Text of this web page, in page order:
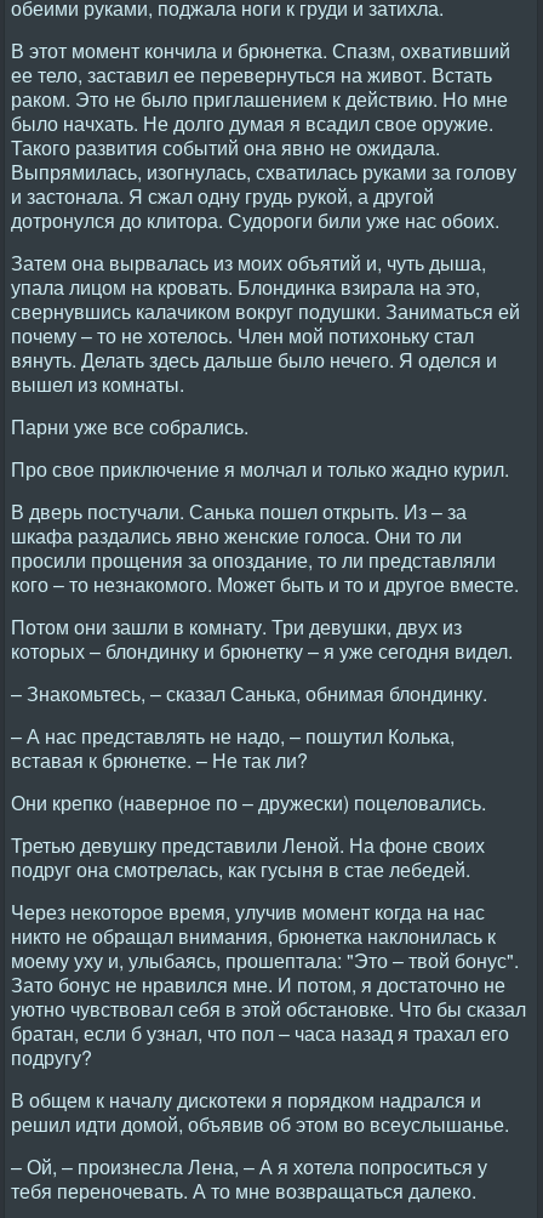
обеими руками, поджала ноги к груди и затихла.
В этот момент кончила и брюнетка. Спазм, охвативший
ее тело, заставил ее перевернуться на живот. Встать
раком. Это не было приглашением к действию. Но мне
было начхать. Не долго думая я всадил свое оружие.
Такого развития событий она явно не ожидала.
Выпрямилась, изогнулась, схватилась руками за голову
и застонала. Я сжал одну грудь рукой, а другой
дотронулся до клитора. Судороги били уже нас обоих.
Затем она вырвалась из моих объятий и, чуть дыша,
упала лицом на кровать. Блондинка взирала на это,
свернувшись калачиком вокруг подушки. Заниматься ей
почему – то не хотелось. Член мой потихоньку стал
вянуть. Делать здесь дальше было нечего. Я оделся и
вышел из комнаты.
Парни уже все собрались.
Про свое приключение я молчал и только жадно курил.
В дверь постучали. Санька пошел открыть. Из – за
шкафа раздались явно женские голоса. Они то ли
просили прощения за опоздание, то ли представляли
кого – то незнакомого. Может быть и то и другое вместе.
Потом они зашли в комнату. Три девушки, двух из
которых – блондинку и брюнетку – я уже сегодня видел.
– Знакомьтесь, – сказал Санька, обнимая блондинку.
– А нас представлять не надо, – пошутил Колька,
вставая к брюнетке. – Не так ли?
Они крепко (наверное по – дружески) поцеловались.
Третью девушку представили Леной. На фоне своих
подруг она смотрелась, как гусыня в стае лебедей.
Через некоторое время, улучив момент когда на нас
никто не обращал внимания, брюнетка наклонилась к
моему уху и, улыбаясь, прошептала: "Это – твой бонус".
Зато бонус не нравился мне. И потом, я достаточно не
уютно чувствовал себя в этой обстановке. Что бы сказал
братан, если б узнал, что пол – часа назад я трахал его
подругу?
В общем к началу дискотеки я порядком надрался и
решил идти домой, объявив об этом во всеуслышанье.
– Ой, – произнесла Лена, – А я хотела попроситься у
тебя переночевать. А то мне возвращаться далеко.